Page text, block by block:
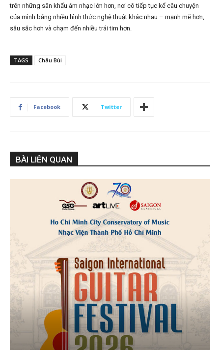
trên những sân khấu âm nhạc lớn hơn, nơi cô tiếp tục kể câu chuyện
của mình bằng nhiều hình thức nghệ thuật khác nhau – mạnh mẽ hơn,
sâu sắc hơn và chạm đến nhiều trái tim hơn.
TAGS Châu Bùi
Facebook Twitter
BÀI LIÊN QUAN